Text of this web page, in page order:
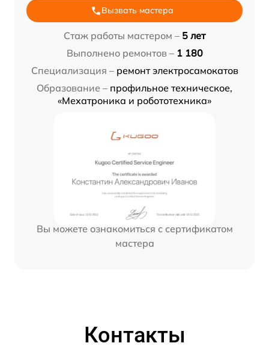
Вызвать мастера
Стаж работы мастером – 5 лет
Выполнено ремонтов – 1 180
Специализация – ремонт электросамокатов
Образование – профильное техническое,
«Мехатроника и робототехника»
Вы можете ознакомиться с сертификатом
мастера
Контакты